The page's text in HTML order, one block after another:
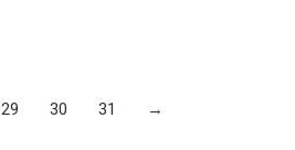
29 30 31 →